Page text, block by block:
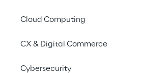
Cloud Computing
CX & Digital Commerce
Cybersecurity
Mit einem Freund teilen